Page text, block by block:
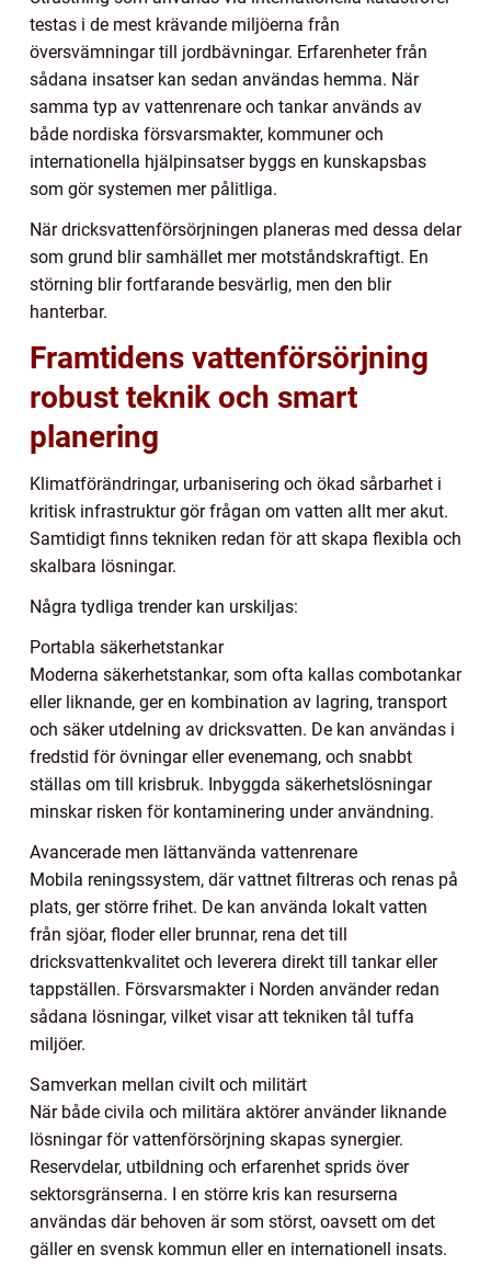
testas i de mest krävande miljöerna från
översvämningar till jordbävningar. Erfarenheter från
sådana insatser kan sedan användas hemma. När
samma typ av vattenrenare och tankar används av
både nordiska försvarsmakter, kommuner och
internationella hjälpinsatser byggs en kunskapsbas
som gör systemen mer pålitliga.
När dricksvattenförsörjningen planeras med dessa delar
som grund blir samhället mer motståndskraftigt. En
störning blir fortfarande besvärlig, men den blir
hanterbar.
Framtidens vattenförsörjning
robust teknik och smart
planering
Klimatförändringar, urbanisering och ökad sårbarhet i
kritisk infrastruktur gör frågan om vatten allt mer akut.
Samtidigt finns tekniken redan för att skapa flexibla och
skalbara lösningar.
Några tydliga trender kan urskiljas:
Portabla säkerhetstankar
Moderna säkerhetstankar, som ofta kallas combotankar
eller liknande, ger en kombination av lagring, transport
och säker utdelning av dricksvatten. De kan användas i
fredstid för övningar eller evenemang, och snabbt
ställas om till krisbruk. Inbyggda säkerhetslösningar
minskar risken för kontaminering under användning.
Avancerade men lättanvända vattenrenare
Mobila reningssystem, där vattnet filtreras och renas på
plats, ger större frihet. De kan använda lokalt vatten
från sjöar, floder eller brunnar, rena det till
dricksvattenkvalitet och leverera direkt till tankar eller
tappställen. Försvarsmakter i Norden använder redan
sådana lösningar, vilket visar att tekniken tål tuffa
miljöer.
Samverkan mellan civilt och militärt
När både civila och militära aktörer använder liknande
lösningar för vattenförsörjning skapas synergier.
Reservdelar, utbildning och erfarenhet sprids över
sektorsgränserna. I en större kris kan resurserna
användas där behoven är som störst, oavsett om det
gäller en svensk kommun eller en internationell insats.